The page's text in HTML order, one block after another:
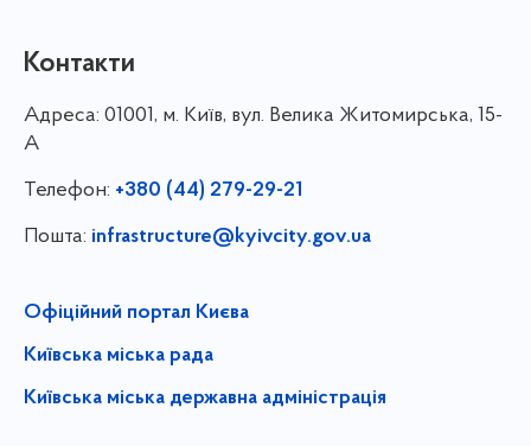
Контакти
Адреса: 01001, м. Київ, вул. Велика Житомирська, 15-
А
Телефон: +380 (44) 279-29-21
Пошта: infrastructure@kyivcity.gov.ua
Офіційний портал Києва
Київська міська рада
Київська міська державна адміністрація